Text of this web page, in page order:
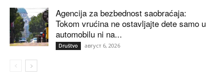
Agencija za bezbednost saobraćaja:
Tokom vrućina ne ostavljajte dete samo u
automobilu ni na...
Društvo август 6, 2026